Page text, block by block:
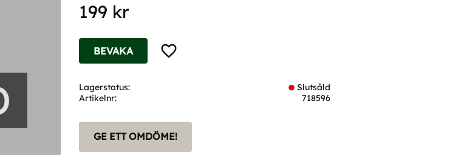
199 kr
Lägg till i favoriter
BEVAKA
Lagerstatus
Slutsåld
Artikelnr
718596
GE ETT OMDÖME!